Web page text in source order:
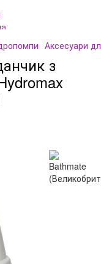
Аксесуари
з